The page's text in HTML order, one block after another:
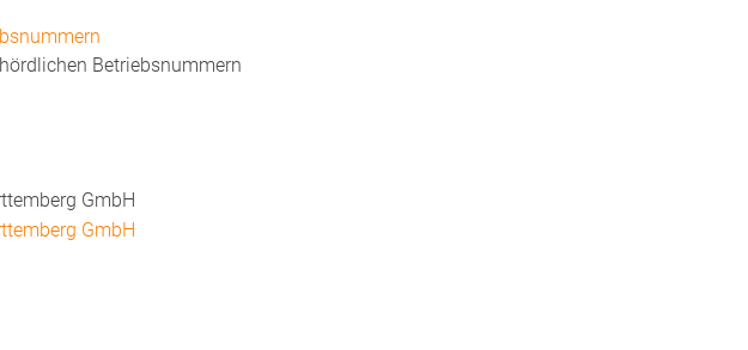
Betriebsnummern
GmbH
GmbH